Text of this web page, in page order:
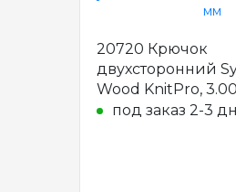
20720 Крючок
двухсторонний
Wood KnitPro,
ммпод заказ 2-3